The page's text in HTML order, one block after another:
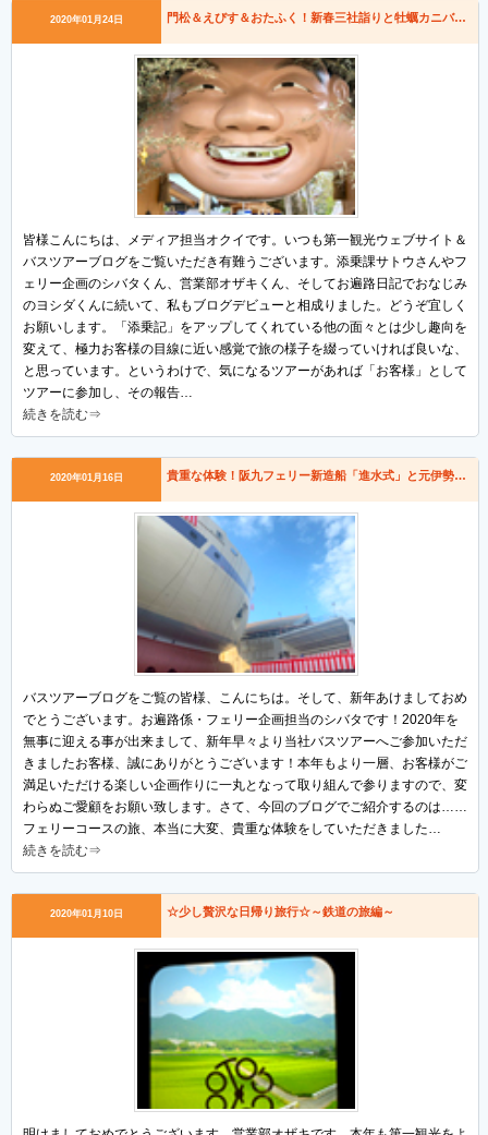
2020年01月24日 門松＆えびす＆おたふく！新春三社詣りと牡蠣カニバイキングの旅
皆様こんにちは、メディア担当オクイです。いつも第一観光ウェブサイト＆
バスツアーブログをご覧いただき有難うございます。添乗課サトウさんやフ
ェリー企画のシバタくん、営業部オザキくん、そしてお遍路日記でおなじみ
のヨシダくんに続いて、私もブログデビューと相成りました。どうぞ宜しく
お願いします。「添乗記」をアップしてくれている他の面々とは少し趣向を
変えて、極力お客様の目線に近い感覚で旅の様子を綴っていければ良いな、
と思っています。というわけで、気になるツアーがあれば「お客様」として
ツアーに参加し、その報告…
続きを読む⇒
2020年01月16日 貴重な体験！阪九フェリー新造船「進水式」と元伊勢三社参り
バスツアーブログをご覧の皆様、こんにちは。そして、新年あけましておめ
でとうございます。お遍路係・フェリー企画担当のシバタです！2020年を
無事に迎える事が出来まして、新年早々より当社バスツアーへご参加いただ
きましたお客様、誠にありがとうございます！本年もより一層、お客様がご
満足いただける楽しい企画作りに一丸となって取り組んで参りますので、変
わらぬご愛顧をお願い致します。さて、今回のブログでご紹介するのは……
フェリーコースの旅、本当に大変、貴重な体験をしていただきました…
続きを読む⇒
2020年01月10日 ☆少し贅沢な日帰り旅行☆～鉄道の旅編～